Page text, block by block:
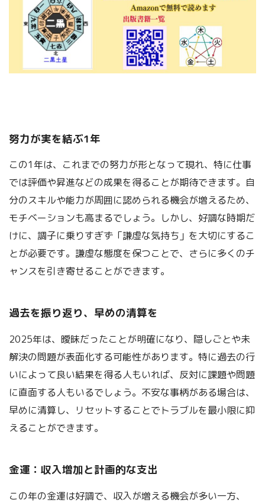
努力が実を結ぶ1年
この1年は、これまでの努力が形となって現れ、特に仕事
では評価や昇進などの成果を得ることが期待できます。自
分のスキルや能力が周囲に認められる機会が増えるため、
モチベーションも高まるでしょう。しかし、好調な時期だ
けに、調子に乗りすぎず「謙虚な気持ち」を大切にするこ
とが必要です。謙虚な態度を保つことで、さらに多くのチ
ャンスを引き寄せることができます。
過去を振り返り、早めの清算を
2025年は、曖昧だったことが明確になり、隠しごとや未
解決の問題が表面化する可能性があります。特に過去の行
いによって良い結果を得る人もいれば、反対に課題や問題
に直面する人もいるでしょう。不安な事柄がある場合は、
早めに清算し、リセットすることでトラブルを最小限に抑
えることができます。
金運：収入増加と計画的な支出
この年の金運は好調で、収入が増える機会が多い一方、